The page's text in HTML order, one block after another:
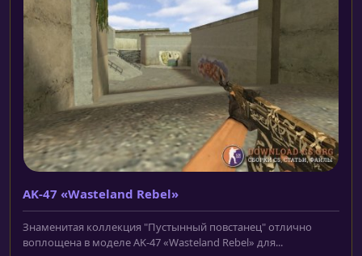
AK-47 «Wasteland Rebel»
Знаменитая коллекция "Пустынный повстанец" отлично
воплощена в моделе AK-47 «Wasteland Rebel» для...